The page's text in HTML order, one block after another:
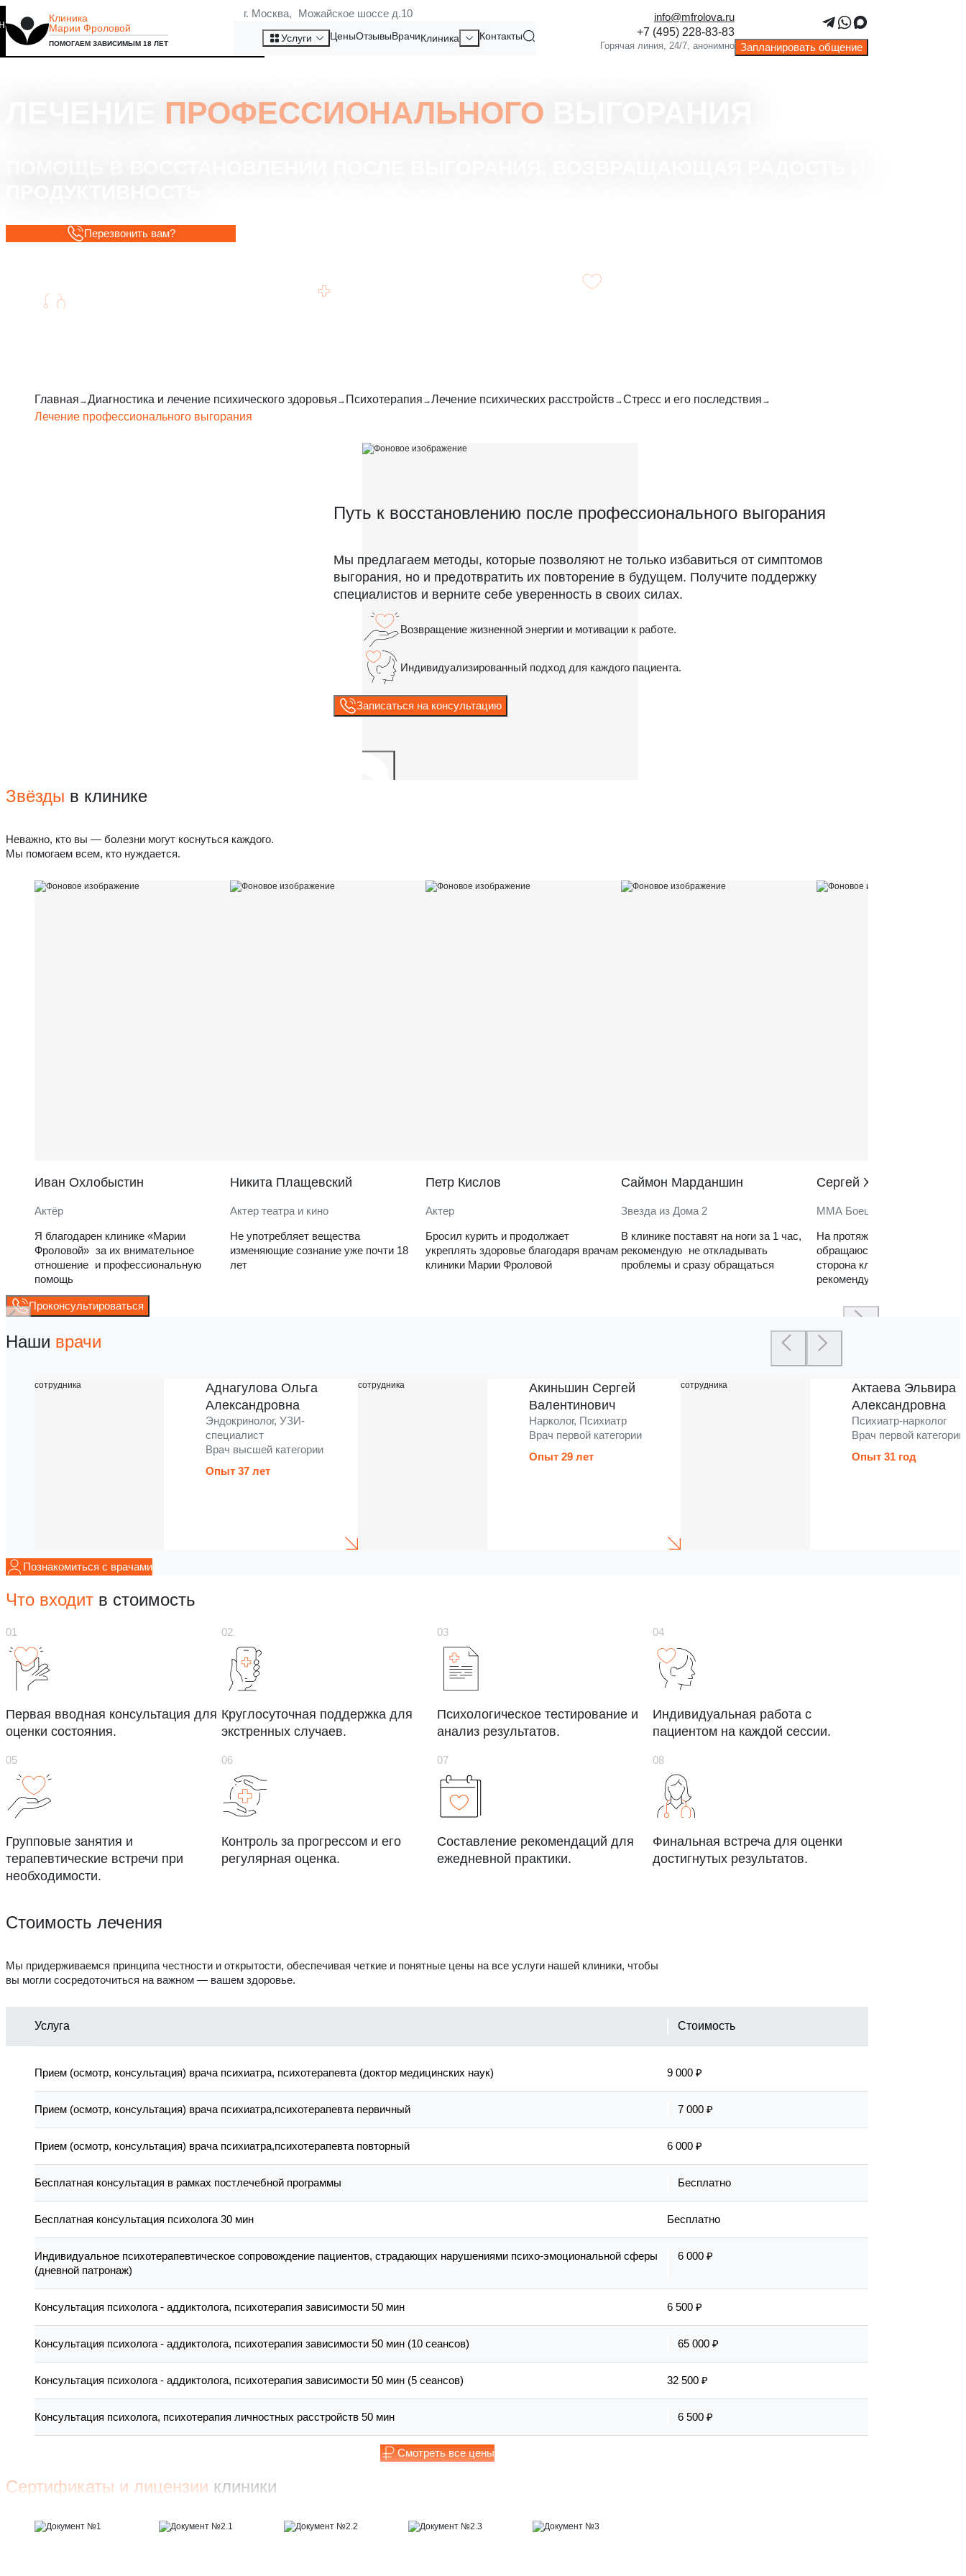
Клиника
Марии Фроловой
ПОМОГАЕМ ЗАВИСИМЫМ 18 ЛЕТ
г. Москва, Можайское шоссе д.10
Услуги ЦеныОтзывыВрачиКлиника Контакты
info@mfrolova.ru
Запланировать общение
ПРОФЕССИОНАЛЬНОГО
Перезвонить вам?
Главная Диагностика и лечение психического здоровья Психотерапия Лечение психических расстройств
Стресс и его последствия
Лечение профессионального выгорания
Путь к восстановлению после профессионального выгорания
Мы предлагаем методы, которые позволяют не только избавиться от симптомов
выгорания, но и предотвратить их повторение в будущем. Получите поддержку
специалистов и верните себе уверенность в своих силах.
Возвращение жизненной энергии и мотивации к работе.
Индивидуализированный подход для каждого пациента.
Записаться на консультацию
Звёзды в клинике
Неважно, кто вы — болезни могут коснуться каждого.
Мы помогаем всем, кто нуждается.
Иван Охлобыстин
Актёр
Я благодарен клинике «Марии
Фроловой» за их внимательное
отношение и профессиональную
помощь
Никита Плащевский
Актер театра и кино
Не употребляет вещества
изменяющие сознание уже почти 18
лет
Петр Кислов
Актер
Бросил курить и продолжает
укреплять здоровье благодаря врачам
клиники Марии Фроловой
Саймон Марданшин
Звезда из Дома 2
В клинике поставят на ноги за 1 час,
рекомендую не откладывать
проблемы и сразу обращаться
Сергей Харитонов
ММА Боец
На протяжении нескольких
обращаюсь в клинику.
сторона клиники —
рекомендую
Проконсультироваться
Наши врачи
Аднагулова Ольга
Александровна
Эндокринолог, УЗИ-
специалист
Врач высшей категории
Опыт 37 лет
Акиньшин Сергей
Валентинович
Нарколог, Психиатр
Врач первой категории
Опыт 29 лет
Актаева Эльвира
Александровна
Психиатр-нарколог
Врач первой категории
Опыт 31 год
Познакомиться с врачами
Что входит в стоимость
Первая вводная консультация для
оценки состояния.
Круглосуточная поддержка для
экстренных случаев.
Психологическое тестирование и
анализ результатов.
Индивидуальная работа с
пациентом на каждой сессии.
Групповые занятия и
терапевтические встречи при
необходимости.
Контроль за прогрессом и его
регулярная оценка.
Составление рекомендаций для
ежедневной практики.
Финальная встреча для оценки
достигнутых результатов.
Стоимость лечения
Мы придерживаемся принципа честности и открытости, обеспечивая четкие и понятные цены на все услуги нашей клиники, чтобы
вы могли сосредоточиться на важном — вашем здоровье.
Услуга Стоимость
Прием (осмотр, консультация) врача психиатра, психотерапевта (доктор медицинских наук) 9 000 ₽
Прием (осмотр, консультация) врача психиатра,психотерапевта первичный 7 000 ₽
Прием (осмотр, консультация) врача психиатра,психотерапевта повторный 6 000 ₽
Бесплатная консультация в рамках постлечебной программы Бесплатно
Бесплатная консультация психолога 30 мин Бесплатно
Индивидуальное психотерапевтическое сопровождение пациентов, страдающих нарушениями психо-эмоциональной сферы
(дневной патронаж)
6 000 ₽
Консультация психолога - аддиктолога, психотерапия зависимости 50 мин 6 500 ₽
Консультация психолога - аддиктолога, психотерапия зависимости 50 мин (10 сеансов) 65 000 ₽
Консультация психолога - аддиктолога, психотерапия зависимости 50 мин (5 сеансов) 32 500 ₽
Консультация психолога, психотерапия личностных расстройств 50 мин 6 500 ₽
Смотреть все цены
Сертификаты и лицензии клиники
то, что мы используем